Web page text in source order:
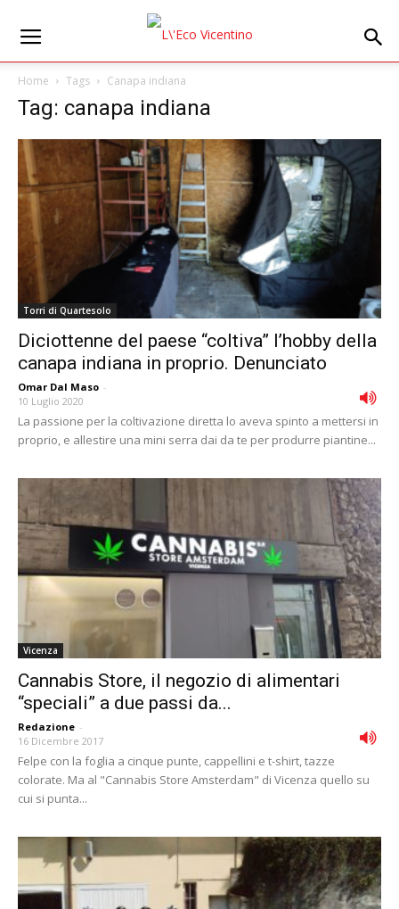
Home Tags Canapa indiana
Tag: canapa indiana
Torri di Quartesolo
Diciottenne del paese “coltiva” l’hobby della
canapa indiana in proprio. Denunciato
Omar Dal Maso -
10 Luglio 2020
La passione per la coltivazione diretta lo aveva spinto a mettersi in
proprio, e allestire una mini serra dai da te per produrre piantine...
Vicenza
Cannabis Store, il negozio di alimentari
“speciali” a due passi da...
Redazione -
16 Dicembre 2017
Felpe con la foglia a cinque punte, cappellini e t-shirt, tazze
colorate. Ma al "Cannabis Store Amsterdam" di Vicenza quello su
cui si punta...